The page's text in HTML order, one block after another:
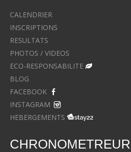
CALENDRIER
INSCRIPTIONS
RESULTATS
PHOTOS / VIDEOS
ECO-RESPONSABILITE
BLOG
FACEBOOK
INSTAGRAM
HEBERGEMENTS